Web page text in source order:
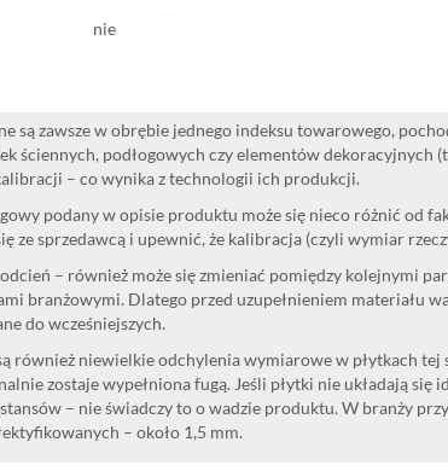
nie
są zawsze w obrębie jednego indeksu towarowego,
ściennych, podłogowych czy elementów dekoracyjnych
– co wynika z technologii ich produkcji.
podany w opisie produktu może się nieco różnić od
ze sprzedawcą i upewnić, że kalibracja (czyli wymiar
– również może się zmieniać pomiędzy kolejnymi
branżowymi. Dlatego przed uzupełnieniem materiału
do wcześniejszych.
również niewielkie odchylenia wymiarowe w płytkach
zostaje wypełniona fugą. Jeśli płytki nie układają
– nie świadczy to o wadzie produktu. W branży
– około 1,5 mm.